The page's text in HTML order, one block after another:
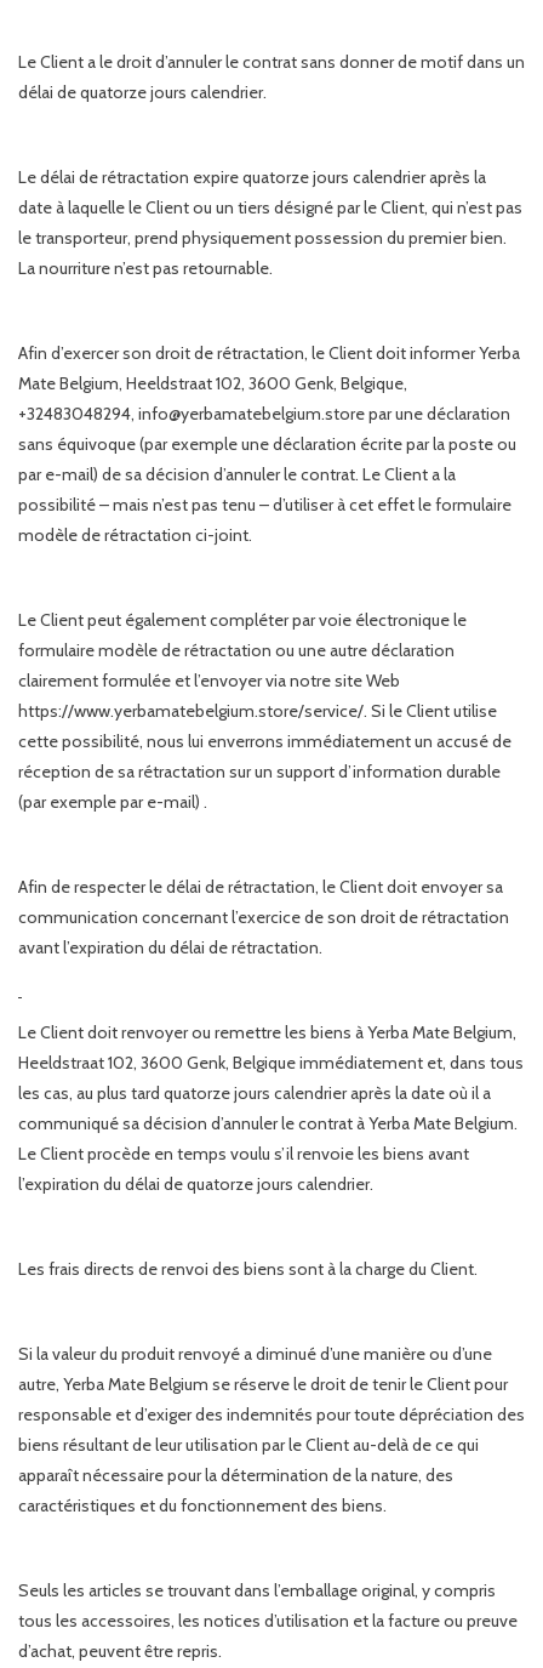
Le Client a le droit d’annuler le contrat sans donner de motif dans un
délai de quatorze jours calendrier.
Le délai de rétractation expire quatorze jours calendrier après la
date à laquelle le Client ou un tiers désigné par le Client, qui n’est pas
le transporteur, prend physiquement possession du premier bien.
La nourriture n’est pas retournable.
Afin d’exercer son droit de rétractation, le Client doit informer Yerba
Mate Belgium, Heeldstraat 102, 3600 Genk, Belgique,
+32483048294, info@yerbamatebelgium.storepar une déclaration
sans équivoque (par exemple une déclaration écrite par la poste ou
par e-mail) de sa décision d’annuler le contrat. Le Client a la
possibilité – mais n’est pas tenu – d’utiliser à cet effet le formulaire
modèle de rétractation ci-joint.
Le Client peut également compléter par voie électronique le
formulaire modèle de rétractation ou une autre déclaration
clairement formulée et l’envoyer via notre site Web
https://www.yerbamatebelgium.store/service/. Si le Client utilise
cette possibilité, nous lui enverrons immédiatement un accusé de
réception de sa rétractation sur un support d’information durable
(par exemple par e-mail) .
Afin de respecter le délai de rétractation, le Client doit envoyer sa
communication concernant l’exercice de son droit de rétractation
avant l’expiration du délai de rétractation.
Le Client doit renvoyer ou remettre les biens à Yerba Mate Belgium,
Heeldstraat 102, 3600 Genk, Belgique immédiatement et, dans tous
les cas, au plus tard quatorze jours calendrier après la date où il a
communiqué sa décision d’annuler le contrat à Yerba Mate Belgium.
Le Client procède en temps voulu s’il renvoie les biens avant
l’expiration du délai de quatorze jours calendrier.
Les frais directs de renvoi des biens sont à la charge du Client.
Si la valeur du produit renvoyé a diminué d’une manière ou d’une
autre, Yerba Mate Belgium se réserve le droit de tenir le Client pour
responsable et d’exiger des indemnités pour toute dépréciation des
biens résultant de leur utilisation par le Client au-delà de ce qui
apparaît nécessaire pour la détermination de la nature, des
caractéristiques et du fonctionnement des biens.
Seuls les articles se trouvant dans l’emballage original, y compris
tous les accessoires, les notices d’utilisation et la facture ou preuve
d’achat, peuvent être repris.